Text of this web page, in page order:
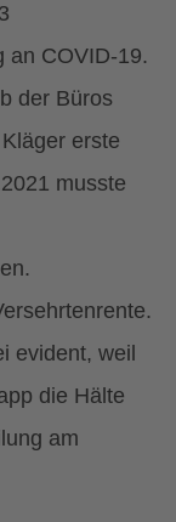
an COVID-19.
der Büros
erste
musste
evident, weil
die Hälte
am